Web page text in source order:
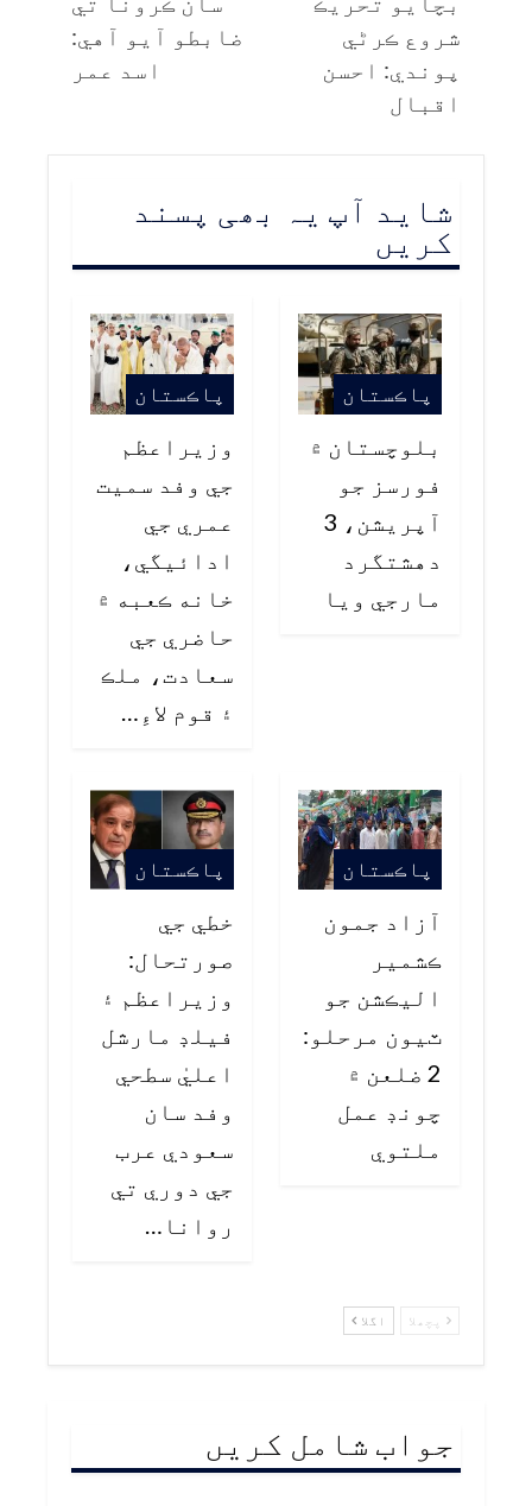
شروع ڪرڻي
پوندي: احسن
اقبال
ضابطو آيو آهي:
اسد عمر
شاید آپ یہ بھی پسند
کریں
پاڪستان
بلوچستان ۾
فورسز جو
آپريشن، 3
دهشتگرد
مارجي ويا
پاڪستان
وزيراعظم
جي وفد سميت
عمري جي
ادائيگي،
خانه ڪعبه ۾
حاضري جي
سعادت، ملڪ
۽ قوم لاءِ…
پاڪستان
آزاد جمون
ڪشمير
اليڪشن جو
ٽيون مرحلو:
2 ضلعن ۾
چونڊ عمل
ملتوي
پاڪستان
خطي جي
صورتحال:
وزيراعظم ۽
فيلڊ مارشل
اعليٰ سطحي
وفد سان
سعودي عرب
جي دوري تي
روانا…
پچھلا اگلا
جواب شامل کریں